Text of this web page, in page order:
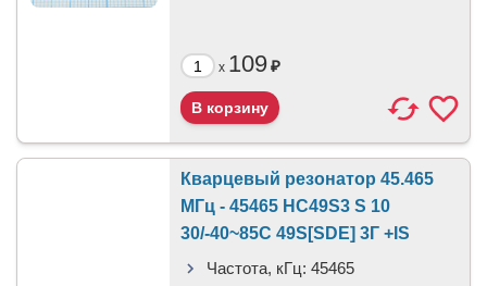
x 109₽
Кварцевый резонатор 45.465
МГц - 45465 HC49S3 S 10
30/-40~85C 49S[SDE] 3Г +IS
Частота, кГц: 45465